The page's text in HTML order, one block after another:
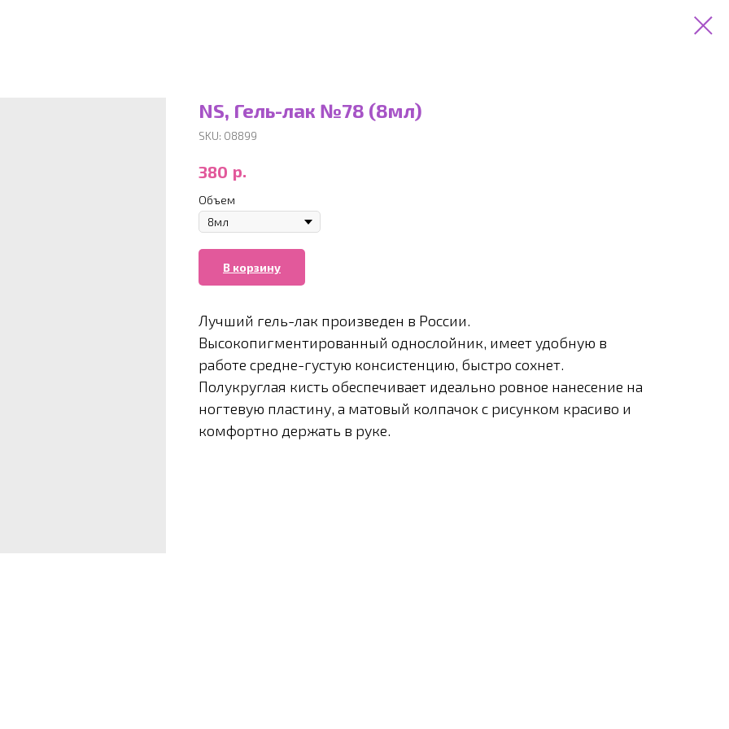
NS, Гель-лак №78 (8мл)
SKU: 08899
380 р.
Объем
В корзину
Лучший гель-лак произведен в России.
Высокопигментированный однослойник, имеет удобную в
работе средне-густую консистенцию, быстро сохнет.
Полукруглая кисть обеспечивает идеально ровное нанесение на
ногтевую пластину, а матовый колпачок с рисунком красиво и
комфортно держать в руке.